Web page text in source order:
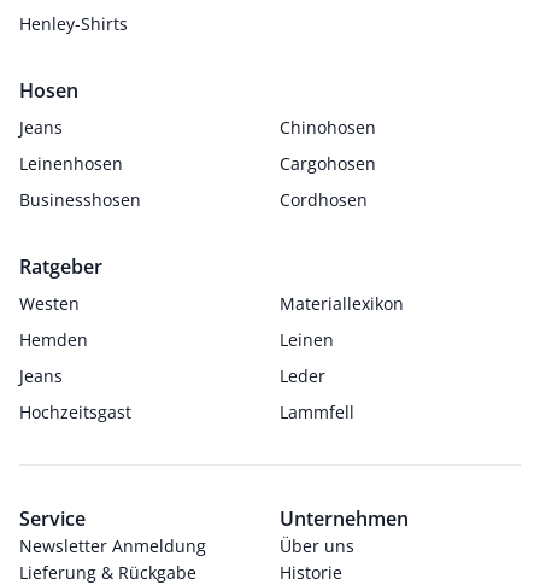
Henley-Shirts
Hosen
Jeans
Chinohosen
Leinenhosen
Cargohosen
Businesshosen
Cordhosen
Ratgeber
Westen
Materiallexikon
Hemden
Leinen
Jeans
Leder
Hochzeitsgast
Lammfell
Service
Newsletter Anmeldung
Lieferung & Rückgabe
Unternehmen
Über uns
Historie